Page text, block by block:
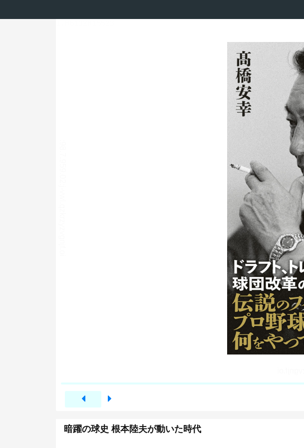
暗躍の球史 根本陸夫が動いた時代